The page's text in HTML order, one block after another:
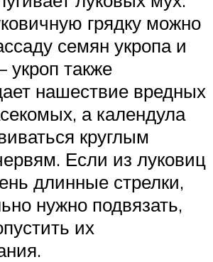
грядку можно
семян укропа и
укроп также
нашествие вредных
а календула
круглым
Если из луковиц
длинные стрелки,
нужно подвязать,
их